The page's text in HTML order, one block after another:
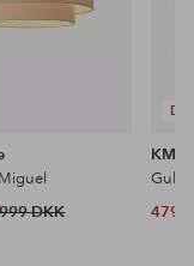
999 DKK
KM
479